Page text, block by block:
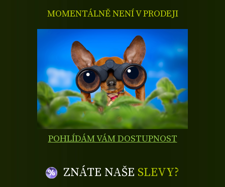
MOMENTÁLNĚ NENÍ V PRODEJI
POHLÍDÁM VÁM DOSTUPNOST
ZNÁTE NAŠE SLEVY?